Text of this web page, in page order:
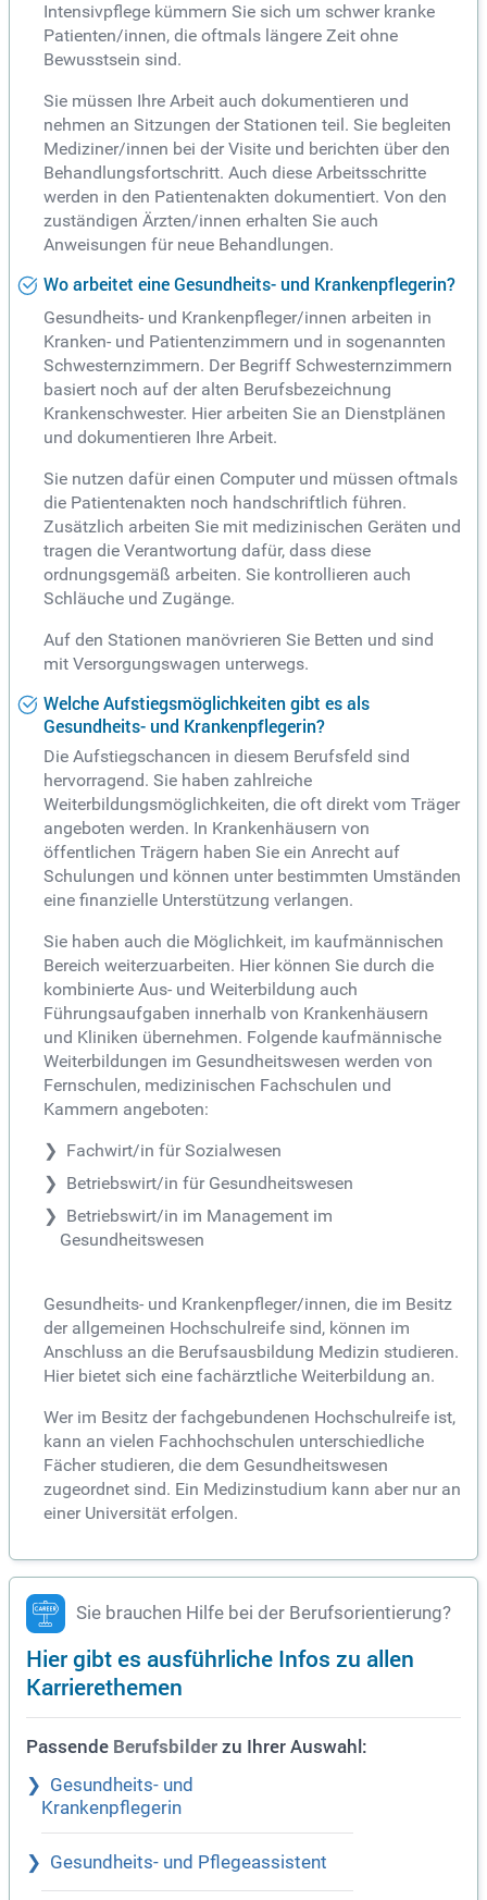
Intensivpflege kümmern Sie sich um schwer kranke
Patienten/innen, die oftmals längere Zeit ohne
Bewusstsein sind.
Sie müssen Ihre Arbeit auch dokumentieren und
nehmen an Sitzungen der Stationen teil. Sie begleiten
Mediziner/innen bei der Visite und berichten über den
Behandlungsfortschritt. Auch diese Arbeitsschritte
werden in den Patientenakten dokumentiert. Von den
zuständigen Ärzten/innen erhalten Sie auch
Anweisungen für neue Behandlungen.
Wo arbeitet eine Gesundheits- und Krankenpflegerin?
Gesundheits- und Krankenpfleger/innen arbeiten in
Kranken- und Patientenzimmern und in sogenannten
Schwesternzimmern. Der Begriff Schwesternzimmern
basiert noch auf der alten Berufsbezeichnung
Krankenschwester. Hier arbeiten Sie an Dienstplänen
und dokumentieren Ihre Arbeit.
Sie nutzen dafür einen Computer und müssen oftmals
die Patientenakten noch handschriftlich führen.
Zusätzlich arbeiten Sie mit medizinischen Geräten und
tragen die Verantwortung dafür, dass diese
ordnungsgemäß arbeiten. Sie kontrollieren auch
Schläuche und Zugänge.
Auf den Stationen manövrieren Sie Betten und sind
mit Versorgungswagen unterwegs.
Welche Aufstiegsmöglichkeiten gibt es als
Gesundheits- und Krankenpflegerin?
Die Aufstiegschancen in diesem Berufsfeld sind
hervorragend. Sie haben zahlreiche
Weiterbildungsmöglichkeiten, die oft direkt vom Träger
angeboten werden. In Krankenhäusern von
öffentlichen Trägern haben Sie ein Anrecht auf
Schulungen und können unter bestimmten Umständen
eine finanzielle Unterstützung verlangen.
Sie haben auch die Möglichkeit, im kaufmännischen
Bereich weiterzuarbeiten. Hier können Sie durch die
kombinierte Aus- und Weiterbildung auch
Führungsaufgaben innerhalb von Krankenhäusern
und Kliniken übernehmen. Folgende kaufmännische
Weiterbildungen im Gesundheitswesen werden von
Fernschulen, medizinischen Fachschulen und
Kammern angeboten:
Fachwirt/in für Sozialwesen
Betriebswirt/in für Gesundheitswesen
Betriebswirt/in im Management im
Gesundheitswesen
Gesundheits- und Krankenpfleger/innen, die im Besitz
der allgemeinen Hochschulreife sind, können im
Anschluss an die Berufsausbildung Medizin studieren.
Hier bietet sich eine fachärztliche Weiterbildung an.
Wer im Besitz der fachgebundenen Hochschulreife ist,
kann an vielen Fachhochschulen unterschiedliche
Fächer studieren, die dem Gesundheitswesen
zugeordnet sind. Ein Medizinstudium kann aber nur an
einer Universität erfolgen.
Sie brauchen Hilfe bei der Berufsorientierung?
Hier gibt es ausführliche Infos zu allen
Karrierethemen
Passende Berufsbilder zu Ihrer Auswahl:
Gesundheits- und
Krankenpflegerin
Gesundheits- und Pflegeassistent